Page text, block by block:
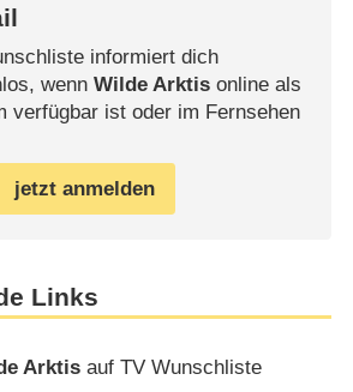
informiert dich
wenn Wilde Arktisonline als
verfügbar ist oder im Fernsehen
jetzt anmelden
Links
Arktis auf TV Wunschliste